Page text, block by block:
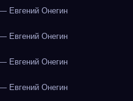
Евгений Онегин
Евгений Онегин
Евгений Онегин
Евгений Онегин